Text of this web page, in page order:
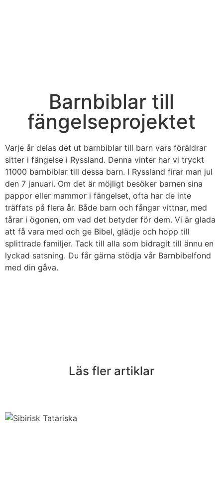
Barnbiblar till
fängelseprojektet
Varje år delas det ut barnbiblar till barn vars föräldrar
sitter i fängelse i Ryssland. Denna vinter har vi tryckt
11000 barnbiblar till dessa barn. I Ryssland firar man jul
den 7 januari. Om det är möjligt besöker barnen sina
pappor eller mammor i fängelset, ofta har de inte
träffats på flera år. Både barn och fångar vittnar, med
tårar i ögonen, om vad det betyder för dem. Vi är glada
att få vara med och ge Bibel, glädje och hopp till
splittrade familjer. Tack till alla som bidragit till ännu en
lyckad satsning. Du får gärna stödja vår Barnbibelfond
med din gåva.
Läs fler artiklar